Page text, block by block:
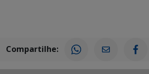
Compartilhe: